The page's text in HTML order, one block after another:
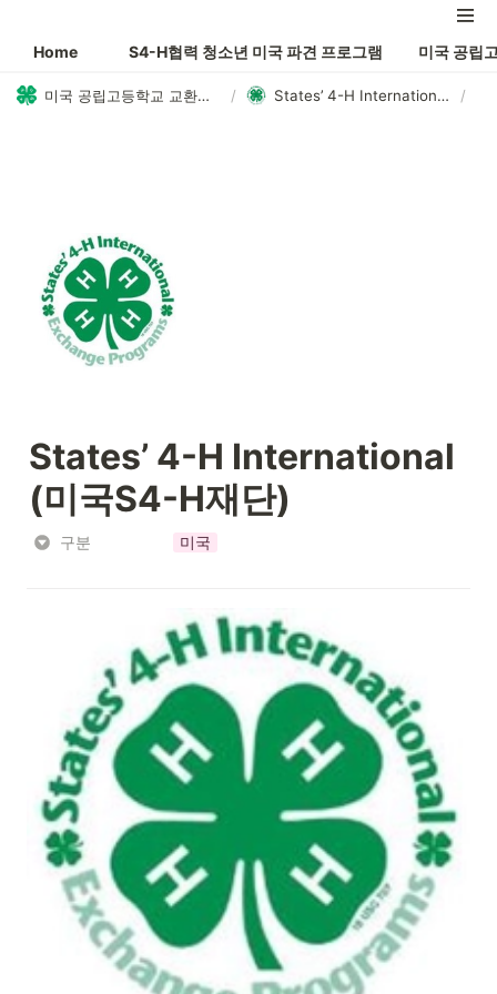
Home S4-H협력 청소년 미국 파견 프로그램 미국 공립
미국 공립고등학교 교환학생 AYP 프로그램 / States’ 4-H International (미국S4-H재단) /
States’ 4-H International
(미국S4-H재단)
구분 미국